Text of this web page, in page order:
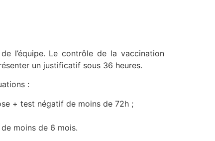
l’équipe. Le contrôle de la vaccination
un justificatif sous 36 heures.
:
+ test négatif de moins de 72h ;
moins de 6 mois.